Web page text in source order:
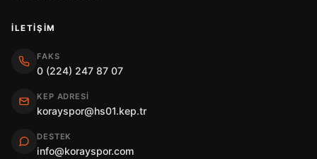
İLETIŞIM
FAKS
0 (224) 247 87 07
KEP ADRESI
korayspor@hs01.kep.tr
DESTEK
info@korayspor.com